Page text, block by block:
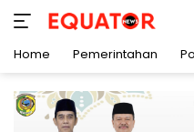
konten
Home Pemerintahan